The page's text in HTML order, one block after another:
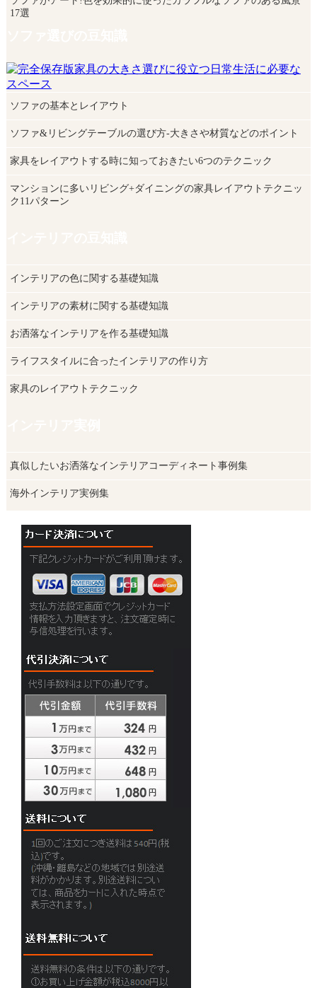
17選
ソファの基本とレイアウト
ソファ&リビングテーブルの選び方-大きさや材質などのポイント
家具をレイアウトする時に知っておきたい6つのテクニック
マンションに多いリビング+ダイニングの家具レイアウトテクニッ
ク11パターン
インテリアの色に関する基礎知識
インテリアの素材に関する基礎知識
お洒落なインテリアを作る基礎知識
ライフスタイルに合ったインテリアの作り方
家具のレイアウトテクニック
真似したいお洒落なインテリアコーディネート事例集
海外インテリア実例集